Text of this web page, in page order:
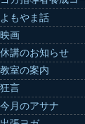
よもやま話
映画
休講のお知らせ
教室の案内
狂言
今月のアサナ